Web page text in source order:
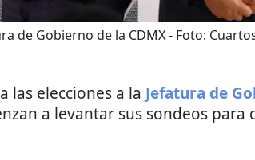
de Gobierno de la CDMX- Foto:
las elecciones a la Jefatura de
a levantar sus sondeos para